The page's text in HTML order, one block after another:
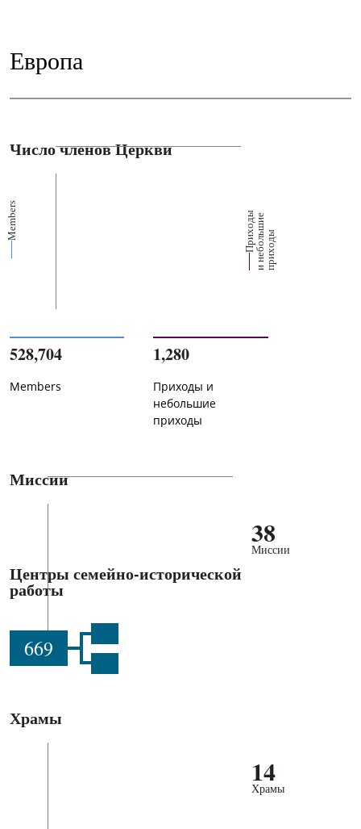
Европа
Число членов Церкви
Members П
р
их
о
д
ы
и
н
е
б
о
ль
ш
ие
п
р
и
х
о
ды
528,704
Members
1,280
Приходы и
небольшие
приходы
Миссии
38
Миссии
Центры семейно-исторической
работы
669
Храмы
14
Храмы